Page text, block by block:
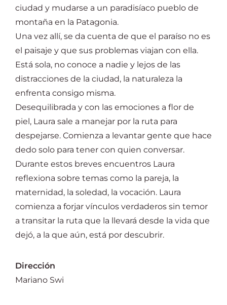
ciudad y mudarse a un paradisíaco pueblo de
montaña en la Patagonia.
Una vez allí, se da cuenta de que el paraíso no es
el paisaje y que sus problemas viajan con ella.
Está sola, no conoce a nadie y lejos de las
distracciones de la ciudad, la naturaleza la
enfrenta consigo misma.
Desequilibrada y con las emociones a flor de
piel, Laura sale a manejar por la ruta para
despejarse. Comienza a levantar gente que hace
dedo solo para tener con quien conversar.
Durante estos breves encuentros Laura
reflexiona sobre temas como la pareja, la
maternidad, la soledad, la vocación. Laura
comienza a forjar vínculos verdaderos sin temor
a transitar la ruta que la llevará desde la vida que
dejó, a la que aún, está por descubrir.
Dirección
Mariano Swi